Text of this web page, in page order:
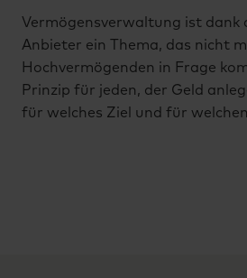
Vermögensverwaltung ist dank
Anbieter ein Thema, das nicht
Hochvermögenden in Frage
Prinzip für jeden, der Geld
für welches Ziel und für